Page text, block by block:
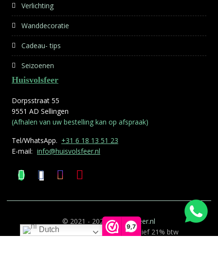
9,7
Verlichting
Wanddecoratie
Cadeau- tips
Seizoenen
Huisvolsfeer
Dorpsstraat 55
9551 AD Sellingen
(Afhalen van uw bestelling kan op afspraak)
Tel/WhatsApp. +31 6 18 13 51 23
E-mail: info@huisvolsfeer.nl
© 2021 - 2026Huisvolsfeer.nl
Alle genoemde prijzen zijn inclusief 21% btw
Dutch